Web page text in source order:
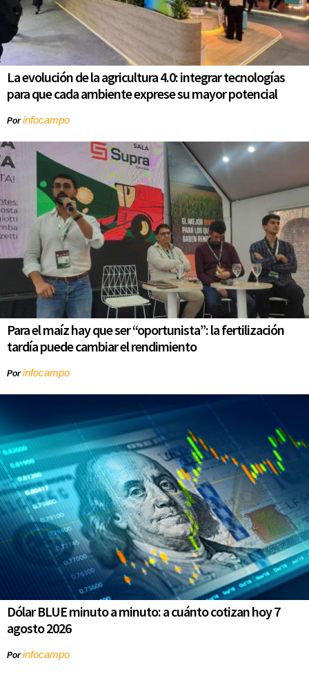
La evolución de la agricultura 4.0: integrar tecnologías
para que cada ambiente exprese su mayor potencial
Porinfocampo
Para el maíz hay que ser “oportunista”: la fertilización
tardía puede cambiar el rendimiento
Porinfocampo
Dólar BLUE minuto a minuto: a cuánto cotizan hoy 7
agosto 2026
Porinfocampo